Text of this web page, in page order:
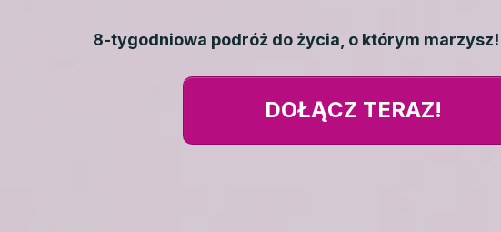
8-tygodniowa podróż do życia, o którym marzysz!
DOŁĄCZ TERAZ!